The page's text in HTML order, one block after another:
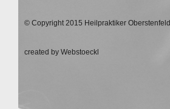
© Copyright 2015 Heilpraktiker Oberstenfeld
created by Webstoeckl